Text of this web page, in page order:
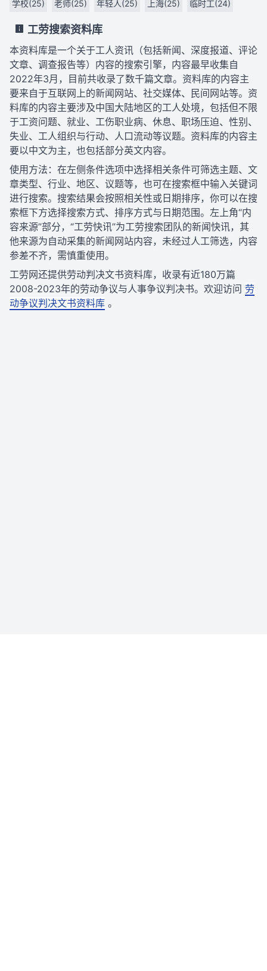
学校(25) 老师(25) 年轻人(25) 上海(25) 临时工(24)
工劳搜索资料库
本资料库是一个关于工人资讯（包括新闻、深度报道、评论
文章、调查报告等）内容的搜索引擎，内容最早收集自
2022年3月，目前共收录了数千篇文章。资料库的内容主
要来自于互联网上的新闻网站、社交媒体、民间网站等。资
料库的内容主要涉及中国大陆地区的工人处境，包括但不限
于工资问题、就业、工伤职业病、休息、职场压迫、性别、
失业、工人组织与行动、人口流动等议题。资料库的内容主
要以中文为主，也包括部分英文内容。
使用方法：在左侧条件选项中选择相关条件可筛选主题、文
章类型、行业、地区、议题等，也可在搜索框中输入关键词
进行搜索。搜索结果会按照相关性或日期排序，你可以在搜
索框下方选择搜索方式、排序方式与日期范围。左上角“内
容来源”部分，“工劳快讯”为工劳搜索团队的新闻快讯，其
他来源为自动采集的新闻网站内容，未经过人工筛选，内容
参差不齐，需慎重使用。
工劳网还提供劳动判决文书资料库，收录有近180万篇
2008-2023年的劳动争议与人事争议判决书。欢迎访问 劳
动争议判决文书资料库 。